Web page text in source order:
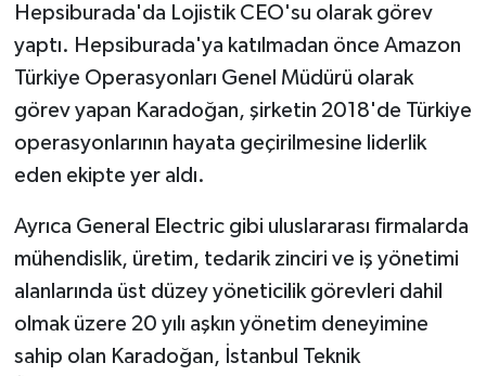
Hepsiburada'da Lojistik CEO'su olarak görev
yaptı. Hepsiburada'ya katılmadan önce Amazon
Türkiye Operasyonları Genel Müdürü olarak
görev yapan Karadoğan, şirketin 2018'de Türkiye
operasyonlarının hayata geçirilmesine liderlik
eden ekipte yer aldı.
Ayrıca General Electric gibi uluslararası firmalarda
mühendislik, üretim, tedarik zinciri ve iş yönetimi
alanlarında üst düzey yöneticilik görevleri dahil
olmak üzere 20 yılı aşkın yönetim deneyimine
sahip olan Karadoğan, İstanbul Teknik